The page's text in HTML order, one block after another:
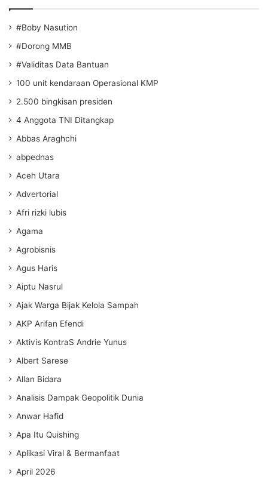
#Boby Nasution
#Dorong MMB
#Validitas Data Bantuan
100 unit kendaraan Operasional KMP
2.500 bingkisan presiden
4 Anggota TNI Ditangkap
Abbas Araghchi
abpednas
Aceh Utara
Advertorial
Afri rizki lubis
Agama
Agrobisnis
Agus Haris
Aiptu Nasrul
Ajak Warga Bijak Kelola Sampah
AKP Arifan Efendi
Aktivis KontraS Andrie Yunus
Albert Sarese
Allan Bidara
Analisis Dampak Geopolitik Dunia
Anwar Hafid
Apa Itu Quishing
Aplikasi Viral & Bermanfaat
April 2026